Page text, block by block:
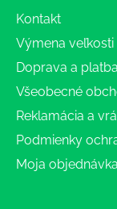
Kontakt
Výmena veľkosti
Doprava a platba
Všeobecné
Reklamácia a
Podmienky
Moja objednávka